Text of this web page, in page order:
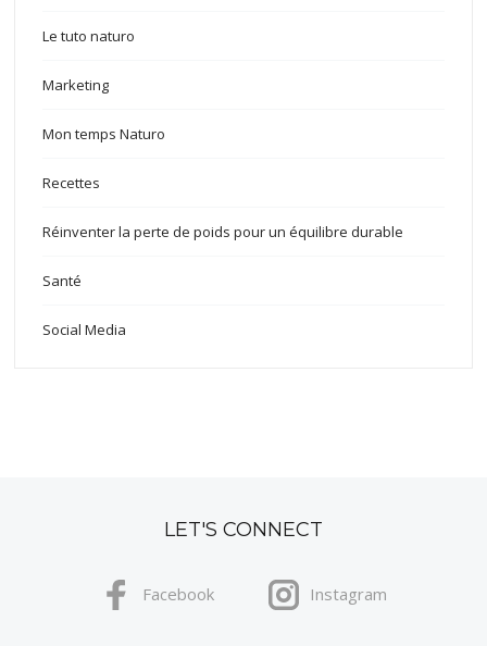
Le tuto naturo
Marketing
Mon temps Naturo
Recettes
Réinventer la perte de poids pour un équilibre durable
Santé
Social Media
LET'S CONNECT
Facebook Instagram